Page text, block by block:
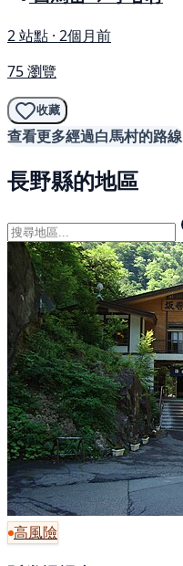
2 站點 · 2個月前
75 瀏覽
收藏
查看更多經過白馬村的路線
長野縣的地區
高風險